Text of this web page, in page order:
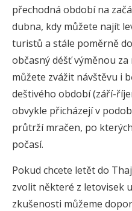
přechodná období na
dubna, kdy můžete najít
turistů a stále poměrně
občasný déšť výměnou
můžete zvážit návštěvu i
deštivého období (září-
obvykle přicházejí v
průtrží mračen, po
počasí.
Pokud chcete letět do
zvolit některé z letovisek
zkušenosti můžeme